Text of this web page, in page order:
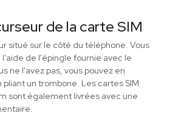
de la carte SIM
situé sur le côté du téléphone. Vous
l'aide de l'épingle fournie avec le
ne l'avez pas, vous pouvez en
un trombone. Les cartes SIM
sont également livrées avec une